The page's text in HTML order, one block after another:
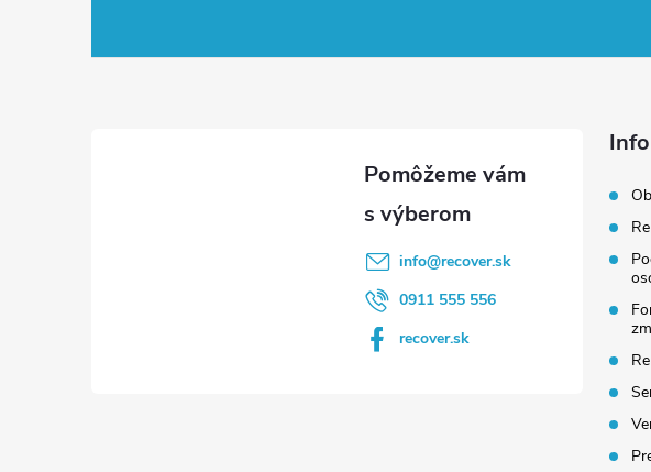
info@recover.sk
0911 555 556
recover.sk